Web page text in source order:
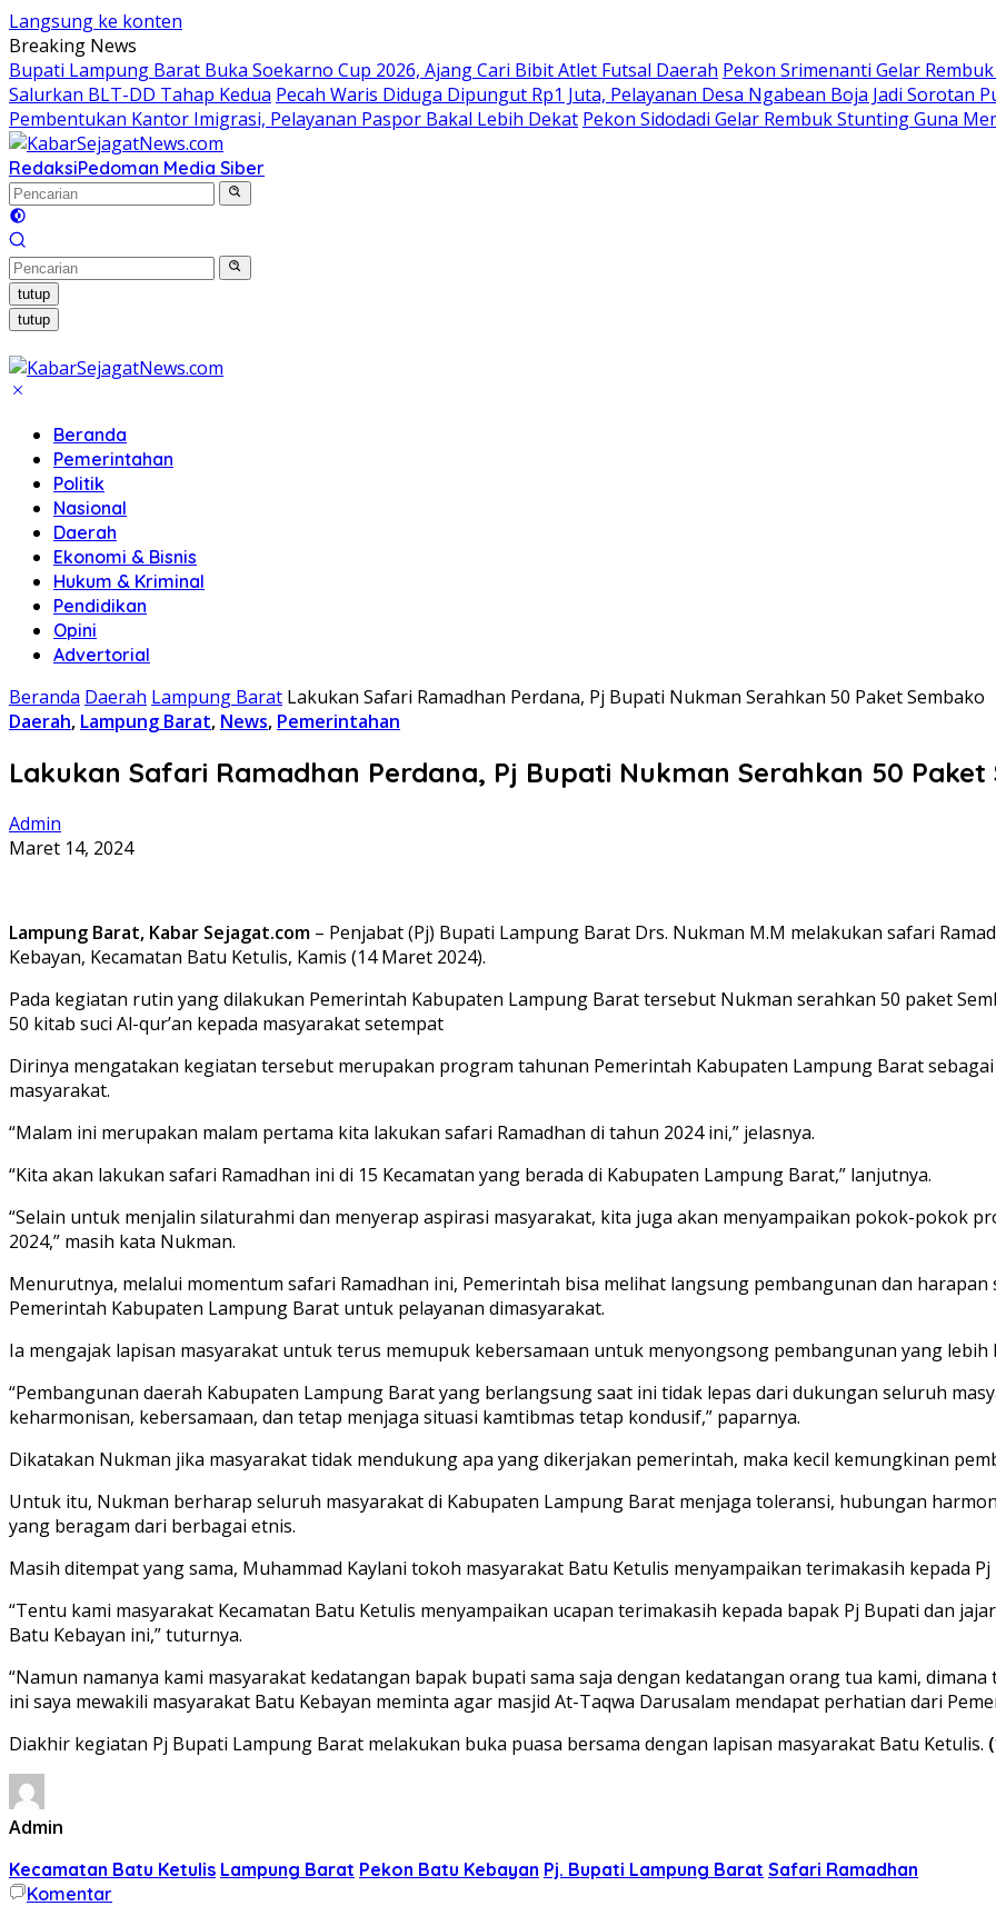
Langsung ke konten
Breaking News
Bupati Lampung Barat Buka Soekarno Cup 2026, Ajang Cari Bibit Atlet Futsal Daerah Pekon Srimenanti Gelar
Salurkan BLT-DD Tahap Kedua Pecah Waris Diduga Dipungut Rp1 Juta, Pelayanan Desa Ngabean Boja Jadi Sorotan
Pembentukan Kantor Imigrasi, Pelayanan Paspor Bakal Lebih Dekat Pekon Sidodadi Gelar Rembuk Stunting Guna
RedaksiPedoman Media Siber
tutup
tutup
Beranda
Pemerintahan
Politik
Nasional
Daerah
Ekonomi & Bisnis
Hukum & Kriminal
Pendidikan
Opini
Advertorial
Beranda Daerah Lampung Barat Lakukan Safari Ramadhan Perdana, Pj Bupati Nukman Serahkan 50 Paket Sembako
Daerah, Lampung Barat, News, Pemerintahan
Lakukan Safari Ramadhan Perdana, Pj Bupati Nukman Serahkan 50 Paket
Admin
Maret 14, 2024
Lampung Barat, Kabar Sejagat.com – Penjabat (Pj) Bupati Lampung Barat Drs. Nukman M.M melakukan safari
Kebayan, Kecamatan Batu Ketulis, Kamis (14 Maret 2024).
Pada kegiatan rutin yang dilakukan Pemerintah Kabupaten Lampung Barat tersebut Nukman serahkan 50 paket
50 kitab suci Al-qur’an kepada masyarakat setempat
Dirinya mengatakan kegiatan tersebut merupakan program tahunan Pemerintah Kabupaten Lampung Barat
masyarakat.
“Malam ini merupakan malam pertama kita lakukan safari Ramadhan di tahun 2024 ini,” jelasnya.
“Kita akan lakukan safari Ramadhan ini di 15 Kecamatan yang berada di Kabupaten Lampung Barat,” lanjutnya.
“Selain untuk menjalin silaturahmi dan menyerap aspirasi masyarakat, kita juga akan menyampaikan pokok-pokok
2024,” masih kata Nukman.
Menurutnya, melalui momentum safari Ramadhan ini, Pemerintah bisa melihat langsung pembangunan dan
Pemerintah Kabupaten Lampung Barat untuk pelayanan dimasyarakat.
Ia mengajak lapisan masyarakat untuk terus memupuk kebersamaan untuk menyongsong pembangunan yang
“Pembangunan daerah Kabupaten Lampung Barat yang berlangsung saat ini tidak lepas dari dukungan seluruh
keharmonisan, kebersamaan, dan tetap menjaga situasi kamtibmas tetap kondusif,” paparnya.
Dikatakan Nukman jika masyarakat tidak mendukung apa yang dikerjakan pemerintah, maka kecil kemungkinan
Untuk itu, Nukman berharap seluruh masyarakat di Kabupaten Lampung Barat menjaga toleransi, hubungan
yang beragam dari berbagai etnis.
Masih ditempat yang sama, Muhammad Kaylani tokoh masyarakat Batu Ketulis menyampaikan terimakasih kepada
“Tentu kami masyarakat Kecamatan Batu Ketulis menyampaikan ucapan terimakasih kepada bapak Pj Bupati dan
Batu Kebayan ini,” tuturnya.
“Namun namanya kami masyarakat kedatangan bapak bupati sama saja dengan kedatangan orang tua kami,
ini saya mewakili masyarakat Batu Kebayan meminta agar masjid At-Taqwa Darusalam mendapat perhatian dari
Diakhir kegiatan Pj Bupati Lampung Barat melakukan buka puasa bersama dengan lapisan masyarakat Batu Ketulis.
Admin
Kecamatan Batu Ketulis Lampung Barat Pekon Batu Kebayan Pj. Bupati Lampung Barat Safari Ramadhan
Komentar